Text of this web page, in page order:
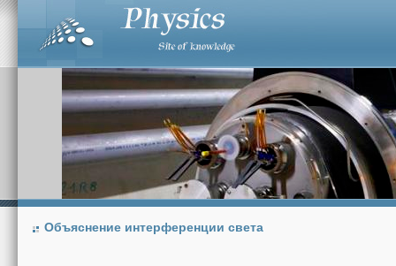
Объяснение интерференции света